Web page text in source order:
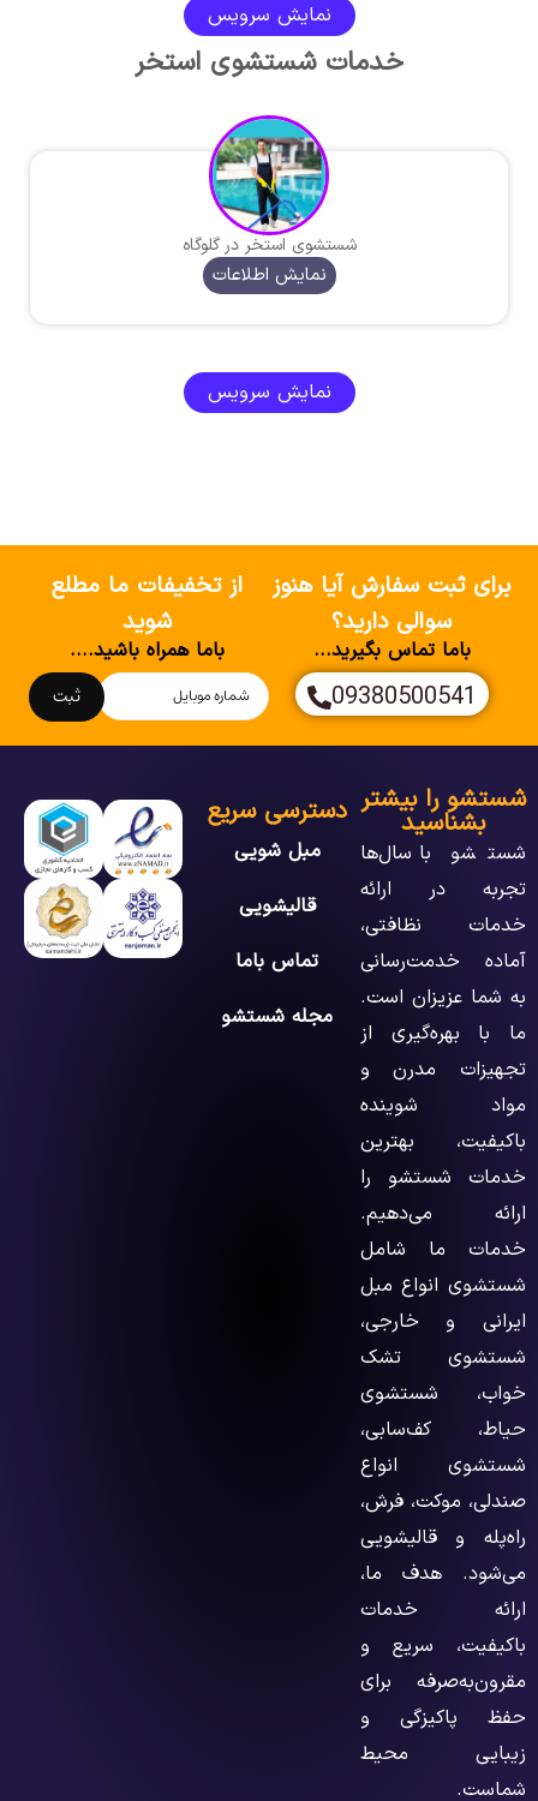
نمایش سرویس
خدمات شستشوی استخر
شستشوی استخر در گلوگاه
نمایش اطلاعات
نمایش سرویس
برای ثبت سفارش آیا هنوز
سوالی دارید؟
باما تماس بگیرید...
09380500541
از تخفیفات ما مطلع
شوید
باما همراه باشید....
ثبت
شستشو را بیشتر
بشناسید
شستشو با سال‌ها
تجربه در ارائه
خدمات نظافتی،
آماده خدمت‌رسانی
به شما عزیزان است.
ما با بهره‌گیری از
تجهیزات مدرن و
مواد شوینده
باکیفیت، بهترین
خدمات شستشو را
ارائه می‌دهیم.
خدمات ما شامل
شستشوی انواع مبل
ایرانی و خارجی،
شستشوی تشک
خواب، شستشوی
حیاط، کف‌سابی،
شستشوی انواع
صندلی، موکت، فرش،
راه‌پله و قالیشویی
می‌شود. هدف ما،
ارائه خدمات
باکیفیت، سریع و
مقرون‌به‌صرفه برای
حفظ پاکیزگی و
زیبایی محیط
شماست.
دسترسی سریع
مبل شویی
قالیشویی
تماس باما
مجله شستشو